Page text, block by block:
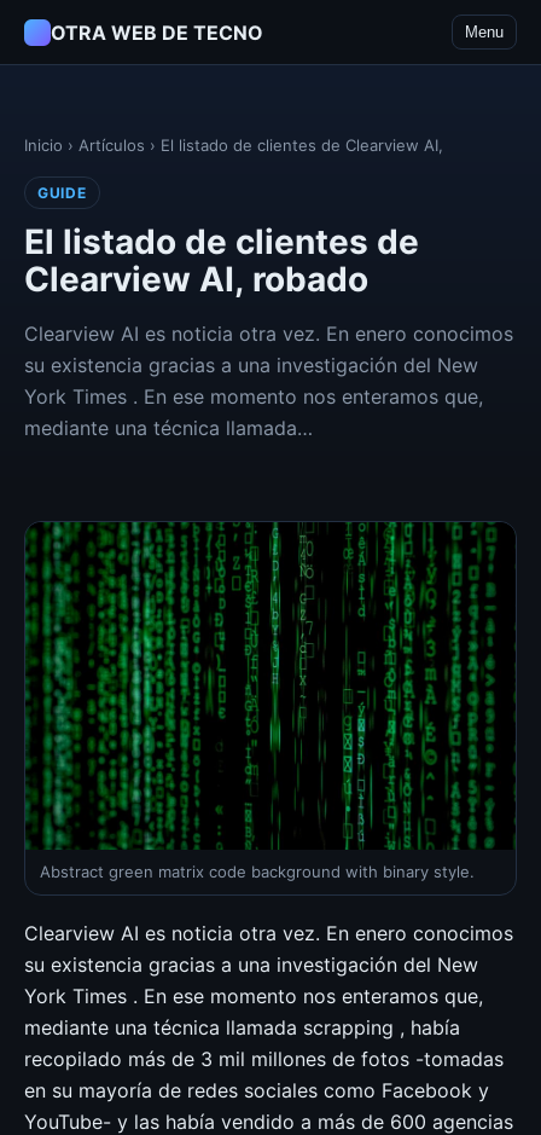
OTRA WEB DE TECNO Menu
Inicio › Artículos › El listado de clientes de Clearview AI,
GUIDE
El listado de clientes de
Clearview AI, robado
Clearview AI es noticia otra vez. En enero conocimos
su existencia gracias a una investigación del New
York Times . En ese momento nos enteramos que,
mediante una técnica llamada…
Abstract green matrix code background with binary style.
Clearview AI es noticia otra vez. En enero conocimos
su existencia gracias a una investigación del New
York Times . En ese momento nos enteramos que,
mediante una técnica llamada scrapping , había
recopilado más de 3 mil millones de fotos -tomadas
en su mayoría de redes sociales como Facebook y
YouTube- y las había vendido a más de 600 agencias